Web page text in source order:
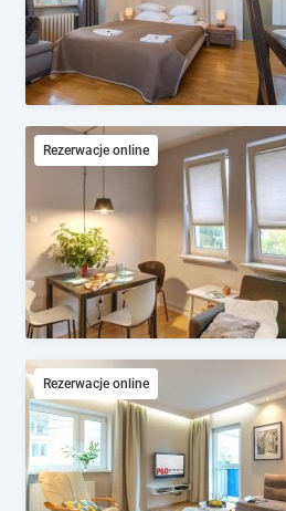
t
h
h
e
c
n
a
n
d
l
e
c
t
Rezerwacje online
Rezerwacje online